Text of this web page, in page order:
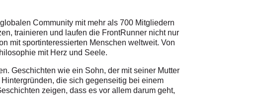
Community mit mehr als 700 Mitgliedern
trainieren und laufen die FrontRunner nicht nur
mit sportinteressierten Menschen weltweit. Von
mit Herz und Seele.
Geschichten wie ein Sohn, der mit seiner Mutter
die sich gegenseitig bei einem
zeigen, dass es vor allem darum geht,